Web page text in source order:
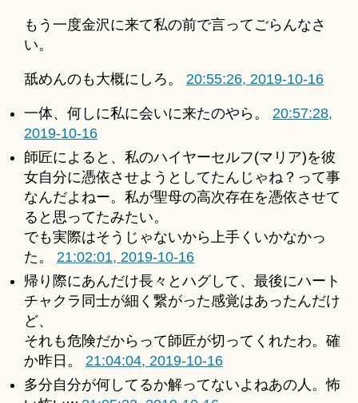
もう一度金沢に来て私の前で言ってごらんなさ
い。
舐めんのも大概にしろ。 20:55:26, 2019-10-16
一体、何しに私に会いに来たのやら。 20:57:28,
2019-10-16
師匠によると、私のハイヤーセルフ(マリア)を彼
女自分に憑依させようとしてたんじゃね？って事
なんだよねー。私が聖母の高次存在を憑依させて
ると思ってたみたい。
でも実際はそうじゃないから上手くいかなかっ
た。 21:02:01, 2019-10-16
帰り際にあんだけ長々とハグして、最後にハート
チャクラ同士が細く繋がった感覚はあったんだけ
ど、
それも危険だからって師匠が切ってくれたわ。確
か昨日。 21:04:04, 2019-10-16
多分自分が何してるか解ってないよねあの人。怖